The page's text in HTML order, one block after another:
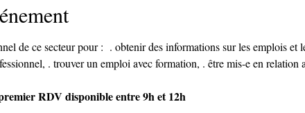
de ce secteur pour :  . obtenir des informations sur les emplois et
. trouver un emploi avec formation, . être mis-e en relation
RDV disponible entre 9h et 12h